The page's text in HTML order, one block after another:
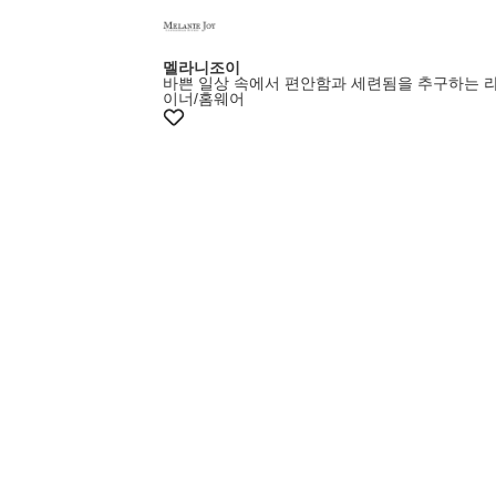
멜라니조이
바쁜 일상 속에서 편안함과 세련됨을 추구하는
이너/홈웨어